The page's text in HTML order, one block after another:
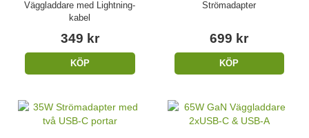
Väggladdare med Lightning-
kabel
349 kr
KÖP
Strömadapter
699 kr
KÖP